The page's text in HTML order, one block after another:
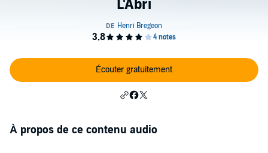
L'Abri
Écouter gratuitement
À propos de ce contenu audio